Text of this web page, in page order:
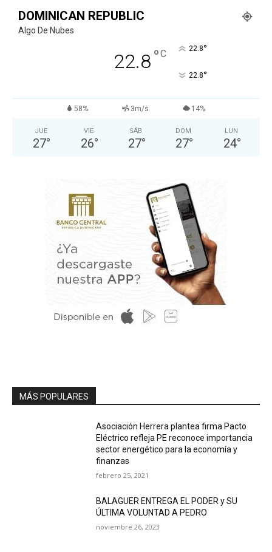
DOMINICAN REPUBLIC
Algo De Nubes
22.8°C 22.8°
22.8°
58% 3m/s 14%
JUE
27°
VIE
26°
SÁB
27°
DOM
27°
LUN
24°
MÁS POPULARES
Asociación Herrera plantea firma Pacto
Eléctrico refleja PE reconoce importancia
sector energético para la economía y
finanzas
febrero 25, 2021
BALAGUER ENTREGA EL PODER y SU
ÚLTIMA VOLUNTAD A PEDRO
noviembre 26, 2023